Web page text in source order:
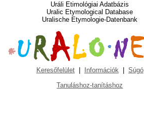
Uráli Etimológiai Adatbázis
Uralic Etymological Database
Uralische Etymologie-Datenbank
Keresőfelület| Információk| Súgó
Tanuláshoz-tanításhoz